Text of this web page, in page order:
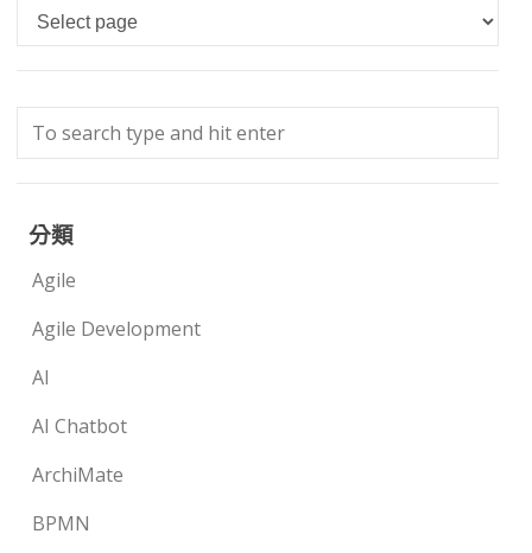
Languages
分類
Agile
Agile Development
AI
AI Chatbot
ArchiMate
BPMN